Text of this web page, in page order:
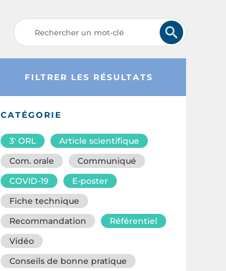
FILTRER LES RÉSULTATS
CATÉGORIE
3′ ORL
Article scientifique
Com. orale
Communiqué
COVID-19
E-poster
Fiche technique
Recommandation
Référentiel
Vidéo
Conseils de bonne pratique